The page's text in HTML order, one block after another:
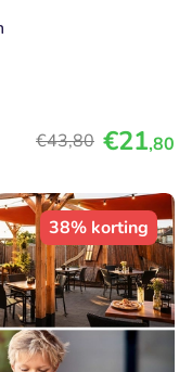
€43,80 €21,80
38% korting